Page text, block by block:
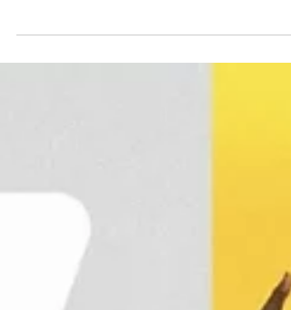
levam para o Tour de France